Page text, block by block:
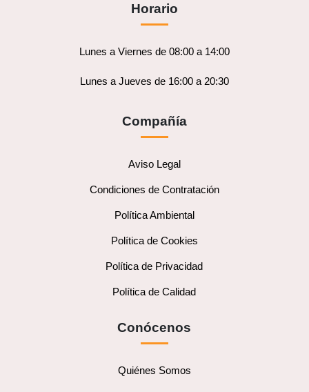
Horario
Lunes a Viernes de 08:00 a 14:00
Lunes a Jueves de 16:00 a 20:30
Compañía
Aviso Legal
Condiciones de Contratación
Política Ambiental
Política de Cookies
Política de Privacidad
Política de Calidad
Conócenos
Quiénes Somos